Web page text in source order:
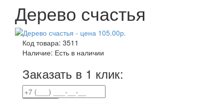
Дерево счастья
Код товара: 3511
Наличие: Есть в наличии
Заказать в 1 клик: